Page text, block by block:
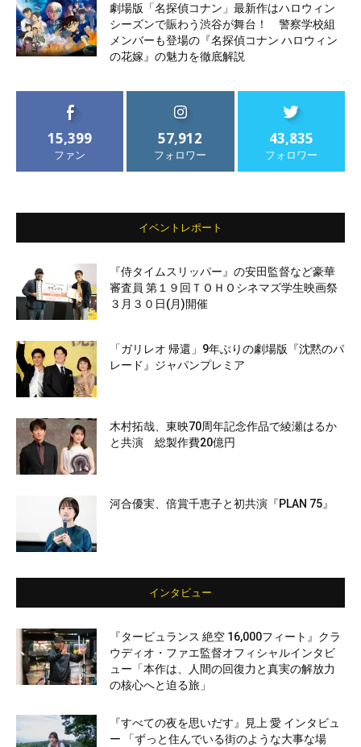
劇場版「名探偵コナン」最新作はハロウィン
シーズンで賑わう渋谷が舞台！ 警察学校組
メンバーも登場の『名探偵コナン ハロウィン
の花嫁』の魅力を徹底解説
15,399
ファン
57,912
フォロワー
43,835
フォロワー
イベントレポート
『侍タイムスリッパー』の安田監督など豪華
審査員 第１９回ＴＯＨＯシネマズ学生映画祭
３月３０日(月)開催
「ガリレオ 帰還」9年ぶりの劇場版『沈黙のパ
レード』ジャパンプレミア
木村拓哉、東映70周年記念作品で綾瀬はるか
と共演 総製作費20億円
河合優実、倍賞千恵子と初共演『PLAN 75』
インタビュー
『タービュランス 絶空 16,000フィート』クラ
ウディオ・ファエ監督オフィシャルインタビ
ュー「本作は、人間の回復力と真実の解放力
の核心へと迫る旅」
『すべての夜を思いだす』見上 愛 インタビュ
ー 「ずっと住んでいる街のような大事な場